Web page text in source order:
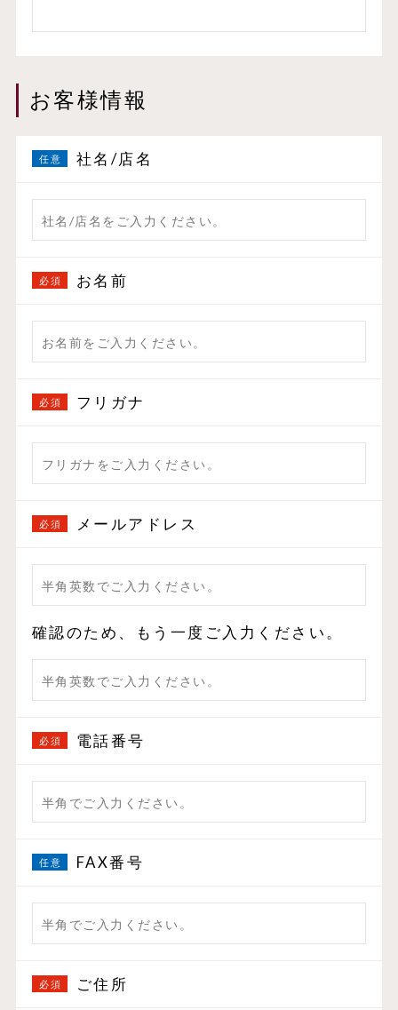
お客様情報
社名/店名
お名前
フリガナ
メールアドレス
確認のため、もう一度ご入力ください。
電話番号
FAX番号
ご住所